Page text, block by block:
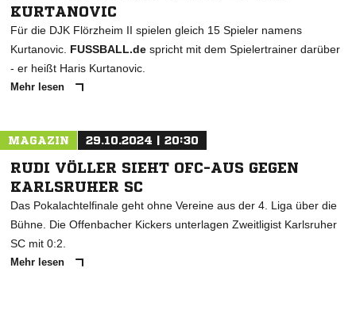
KURTANOVIC
Für die DJK Flörzheim II spielen gleich 15 Spieler namens
Kurtanovic. FUSSBALL.de spricht mit dem Spielertrainer darüber
- er heißt Haris Kurtanovic.
Mehr lesen
MAGAZIN 29.10.2024 | 20:30
RUDI VÖLLER SIEHT OFC-AUS GEGEN
KARLSRUHER SC
Das Pokalachtelfinale geht ohne Vereine aus der 4. Liga über die
Bühne. Die Offenbacher Kickers unterlagen Zweitligist Karlsruher
SC mit 0:2.
Mehr lesen